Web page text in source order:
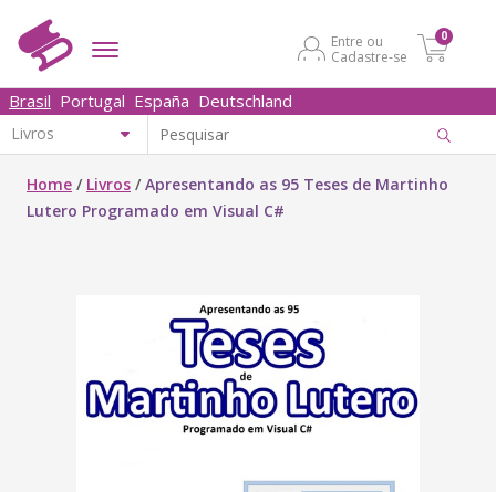
Entre ou
Cadastre-se
0
Brasil Portugal España Deutschland
Home / Livros /Apresentando as 95 Teses de Martinho
Lutero Programado em Visual C#